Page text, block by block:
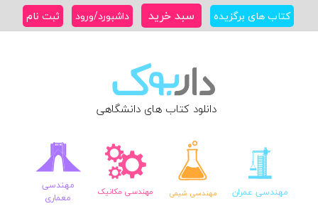
کتاب های برگزیده سبد خرید داشبورد/ورود ثبت نام
دانلود کتاب های دانشگاهی
مهندسی عمران مهندسی شیمی مهندسی مکانیک
مهندسی
معماری